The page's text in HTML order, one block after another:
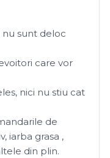
nu sunt deloc
care vor
nici nu stiu cat
de
iarba grasa ,
din plin.